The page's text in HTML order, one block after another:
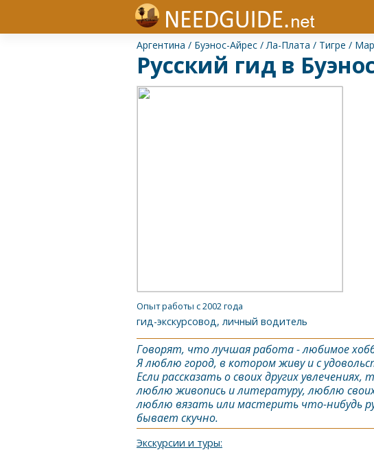
Аргентина / Буэнос-Айрес / Ла-Плата / Тигре /
Русский гид в
Опыт работы с 2002 года
гид-экскурсовод, личный водитель
Говорят, что лучшая работа - любимое
Я люблю город, в котором живу и с
Если рассказать о своих других
люблю живопись и литературу, люблю
люблю вязать или мастерить что-нибудь
бывает скучно.
Экскурсии и туры: